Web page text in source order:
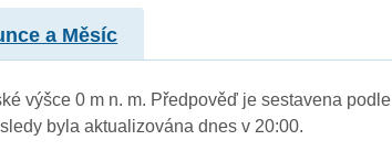
a Měsíc
výšce 0 m n. m. Předpověď je sestavena
byla aktualizována dnes v 20:00.